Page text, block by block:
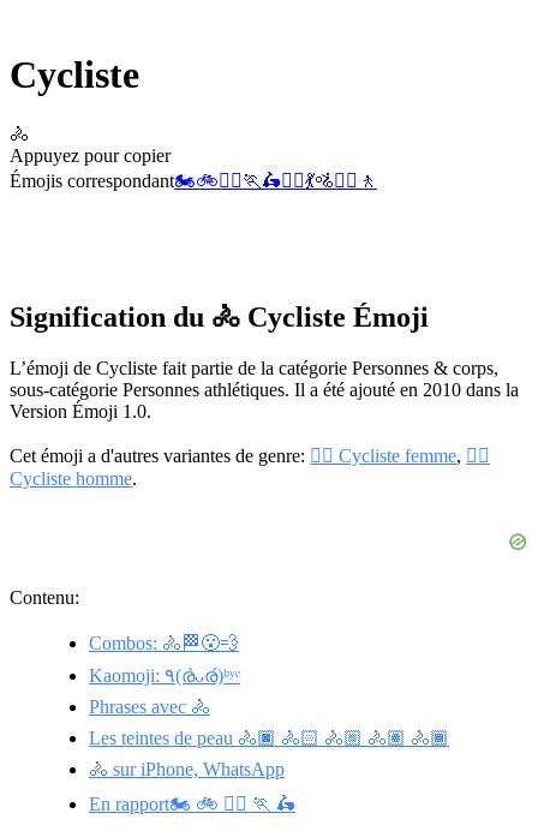
Cycliste
🚴
Appuyez pour copier
Émojis correspondant🏍️🚲🚵‍♂️🏃 🛵🚶‍♂️💃🚵🚴‍♀️ 🚶
Signification du 🚴 Cycliste Émoji
L’émoji de Cycliste fait partie de la catégorie Personnes & corps,
sous-catégorie Personnes athlétiques. Il a été ajouté en 2010 dans la
Version Émoji 1.0.
Cet émoji a d'autres variantes de genre: 🚴‍♀️ Cycliste femme, 🚴‍♂️
Cycliste homme.
Contenu:
Combos: 🚴🏁😮‍💨
Kaomoji: ٩(ര̀ᴗര́)ᵇʸᵉ
Phrases avec 🚴
Les teintes de peau 🚴🏿 🚴🏻 🚴🏼 🚴🏽 🚴🏾
🚴 sur iPhone, WhatsApp
En rapport🏍️ 🚲 🚵‍♂️ 🏃 🛵